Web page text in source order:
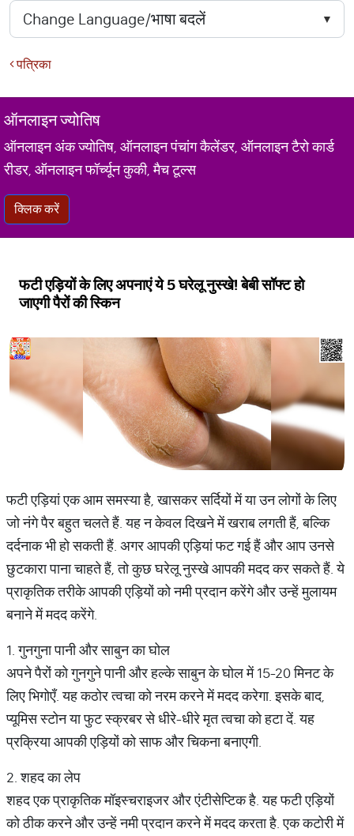
पत्रिका
ऑनलाइन ज्योतिष
ऑनलाइन अंक ज्योतिष, ऑनलाइन पंचांग कैलेंडर, ऑनलाइन टैरो कार्ड
रीडर, ऑनलाइन फॉर्च्यून कुकी, मैच टूल्स
क्लिक करें
फटी एड़ियों के लिए अपनाएं ये 5 घरेलू नुस्खे! बेबी सॉफ्ट हो
जाएगी पैरों की स्किन
फटी एड़ियां एक आम समस्या है, खासकर सर्दियों में या उन लोगों के लिए
जो नंगे पैर बहुत चलते हैं. यह न केवल दिखने में खराब लगती हैं, बल्कि
दर्दनाक भी हो सकती हैं. अगर आपकी एड़ियां फट गई हैं और आप उनसे
छुटकारा पाना चाहते हैं, तो कुछ घरेलू नुस्खे आपकी मदद कर सकते हैं. ये
प्राकृतिक तरीके आपकी एड़ियों को नमी प्रदान करेंगे और उन्हें मुलायम
बनाने में मदद करेंगे.
1. गुनगुना पानी और साबुन का घोल
अपने पैरों को गुनगुने पानी और हल्के साबुन के घोल में 15-20 मिनट के
लिए भिगोएँ. यह कठोर त्वचा को नरम करने में मदद करेगा. इसके बाद,
प्यूमिस स्टोन या फुट स्क्रबर से धीरे-धीरे मृत त्वचा को हटा दें. यह
प्रक्रिया आपकी एड़ियों को साफ और चिकना बनाएगी.
2. शहद का लेप
शहद एक प्राकृतिक मॉइस्चराइजर और एंटीसेप्टिक है. यह फटी एड़ियों
को ठीक करने और उन्हें नमी प्रदान करने में मदद करता है. एक कटोरी में